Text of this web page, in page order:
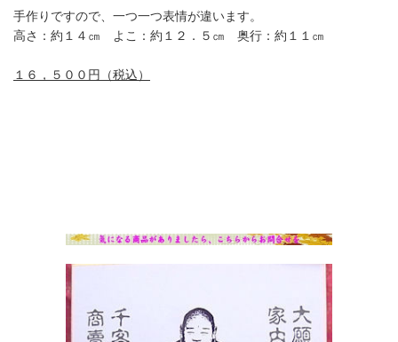
手作りですので、一つ一つ表情が違います。
高さ：約１４㎝ よこ：約１２．５㎝ 奥行：約１１㎝
１６，５００円（税込）